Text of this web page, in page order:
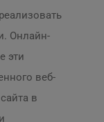
Онлайн-
эти
веб-
в